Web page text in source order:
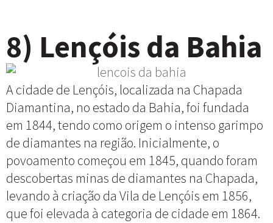
8) Lençóis da Bahia
A cidade de Lençóis, localizada na Chapada
Diamantina, no estado da Bahia, foi fundada
em 1844, tendo como origem o intenso garimpo
de diamantes na região. Inicialmente, o
povoamento começou em 1845, quando foram
descobertas minas de diamantes na Chapada,
levando à criação da Vila de Lençóis em 1856,
que foi elevada à categoria de cidade em 1864.